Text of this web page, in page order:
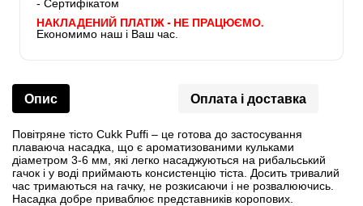
- Сертифікатом
НАКЛАДЕНИЙ ПЛАТІЖ - НЕ ПРАЦЮЄМО.
Економимо наш і Ваш час.
Опис Оплата і доставка
Повітряне тісто Cukk Puffi – це готова до застосування
плаваюча насадка, що є ароматизованими кульками
діаметром 3-6 мм, які легко насаджуються на рибальський
гачок і у воді приймають консистенцію тіста. Досить тривалий
час тримаються на гачку, не розкисаючи і не розвалюючись.
Насадка добре приваблює представників коропових.